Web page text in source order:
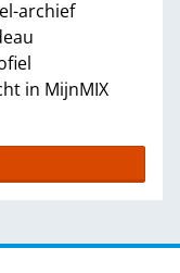
archief
in MijnMIX